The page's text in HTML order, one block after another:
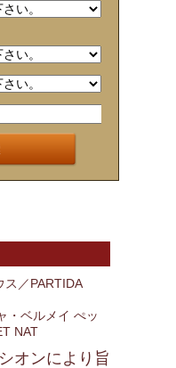
ス／PARTIDA
・ベルメイ ぺッ
NAT
オンにより旨